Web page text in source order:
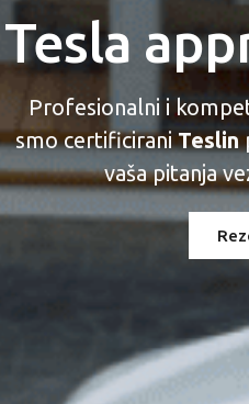
Tesla
Profesionalni i
smo certificiraniTeslin
vaša pitanja